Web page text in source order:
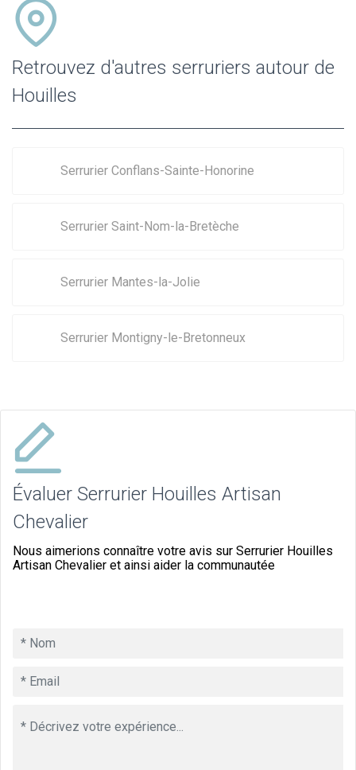
Retrouvez d'autres serruriers autour de
Houilles
Serrurier Conflans-Sainte-Honorine
Serrurier Saint-Nom-la-Bretèche
Serrurier Mantes-la-Jolie
Serrurier Montigny-le-Bretonneux
Évaluer Serrurier Houilles Artisan
Chevalier
Nous aimerions connaître votre avis sur Serrurier Houilles
Artisan Chevalier et ainsi aider la communautée